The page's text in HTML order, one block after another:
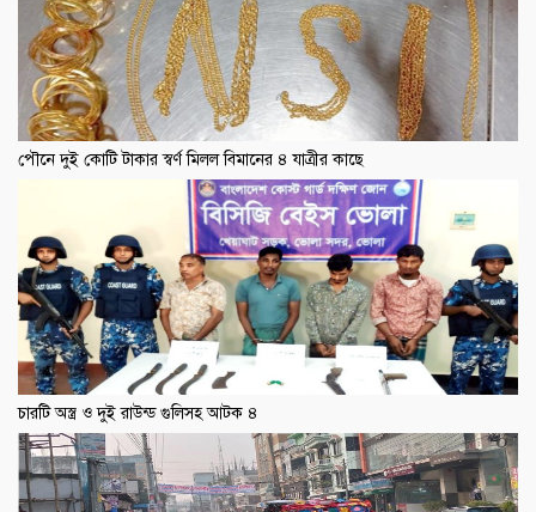
পৌনে দুই কোটি টাকার স্বর্ণ মিলল বিমানের ৪ যাত্রীর কাছে
চারটি অস্ত্র ও দুই রাউন্ড গুলিসহ আটক ৪